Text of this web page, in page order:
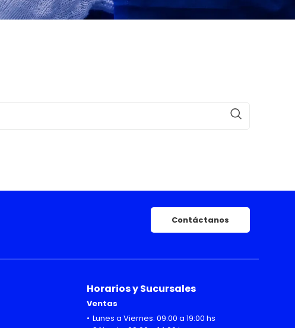
Contáctanos
Horarios y Sucursales
Ventas
Lunes a Viernes: 09:00 a 19:00 hs